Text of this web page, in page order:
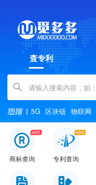
查专利
Amount (in dollars)
5G 区块链 物联网
商标查询 专利查询